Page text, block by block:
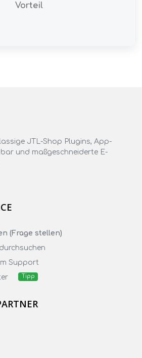
Vorteil
JTL-Shop Plugins, App-
und maßgeschneiderte E-
(Frage stellen)
Support
Tipp